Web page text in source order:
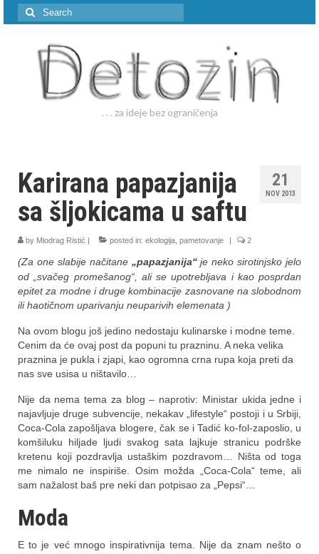
Search
for:
. . . za ideje bez ograničenja
21
NOV 2013
Karirana papazjanija
sa šljokicama u saftu
by Miodrag Ristić | posted in: ekologija pametovanje | 2
(Za one slabije načitane „papazjanija“je neko sirotinjsko jelo
od „svačeg promešanog“, ali se upotrebljava i kao posprdan
epitet za modne i druge kombinacije zasnovane na slobodnom
ili haotičnom uparivanju neuparivih elemenata )
Na ovom blogu još jedino nedostaju kulinarske i modne teme.
Cenim da će ovaj post da popuni tu prazninu. A neka velika
praznina je pukla i zjapi, kao ogromna crna rupa koja preti da
nas sve usisa u ništavilo…
Nije da nema tema za blog – naprotiv: Ministar ukida jedne i
najavljuje druge subvencije, nekakav „lifestyle“ postoji i u Srbiji,
Coca-Cola zapošljava blogere, čak se i Tadić ko-fol-zaposlio, u
komšiluku hiljade ljudi svakog sata lajkuje stranicu podrške
kretenu koji pozdravlja ustaškim pozdravom… Ništa od toga
me nimalo ne inspiriše. Osim možda „Coca-Cola“ teme, ali
sam nažalost baš pre neki dan potpisao za „Pepsi“…
Moda
E to je već mnogo inspirativnija tema. Nije da znam nešto o